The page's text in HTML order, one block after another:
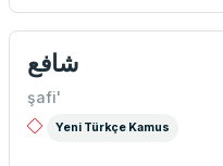
شافع
şafi'
Yeni Türkçe Kamus